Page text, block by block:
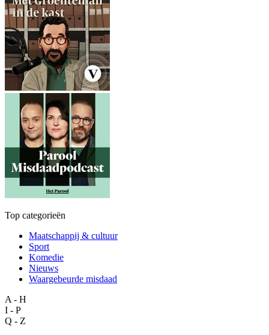
Top categorieën
Maatschappij & cultuur
Sport
Komedie
Nieuws
Waargebeurde misdaad
A - H
I - P
Q - Z